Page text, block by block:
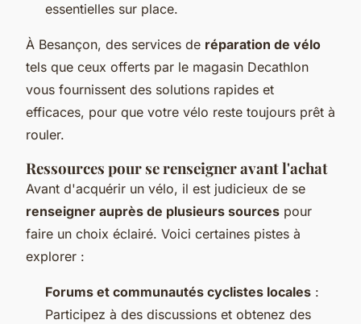
essentielles sur place.
À Besançon, des services de réparation de vélo
tels que ceux offerts par le magasin Decathlon
vous fournissent des solutions rapides et
efficaces, pour que votre vélo reste toujours prêt à
rouler.
Ressources pour se renseigner avant l'achat
Avant d'acquérir un vélo, il est judicieux de se
renseigner auprès de plusieurs sources pour
faire un choix éclairé. Voici certaines pistes à
explorer :
Forums et communautés cyclistes locales :
Participez à des discussions et obtenez des